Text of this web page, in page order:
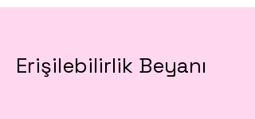
Erişilebilirlik Beyanı